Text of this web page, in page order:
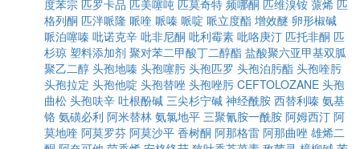
度苯宗 匹罗卡品 匹美噻吨 匹莫奇特 频哪酮 匹维溴铵 蒎烯 匹
格列酮 匹泮哌隆 哌喹 哌嗪 哌啶 哌立度酯 增效醚 卵形椒碱
哌泊噻嗪 吡诺克辛 吡非尼酮 吡利霉素 吡咯庚汀 匹托非酮 匹
杉琼 塑料添加剂 聚对苯二甲酸丁二醇酯 盐酸聚六亚甲基双胍
聚乙二醇 头孢地嗪 头孢噻肟 头孢匹罗 头孢泊肟酯 头孢喹肟
头孢拉定 头孢他啶 头孢替唑 头孢唑肟 CEFTOLOZANE 头孢
曲松 头孢呋辛 吐根酚碱 三尖杉宁碱 神经酰胺 西替利嗪 氨基
铬 氨磺必利 阿米替林 氨氯地平 三聚氰胺一酰胺 阿姆西汀 阿
莫地喹 阿莫罗芬 阿莫沙平 香树酮 阿那格雷 阿那曲唑 雄烯二